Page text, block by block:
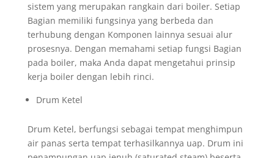
sistem yang merupakan rangkain dari boiler. Setiap
Bagian memiliki fungsinya yang berbeda dan
terhubung dengan Komponen lainnya sesuai alur
prosesnya. Dengan memahami setiap fungsi Bagian
pada boiler, maka Anda dapat mengetahui prinsip
kerja boiler dengan lebih rinci.
Drum Ketel
Drum Ketel, berfungsi sebagai tempat menghimpun
air panas serta tempat terhasilkannya uap. Drum ini